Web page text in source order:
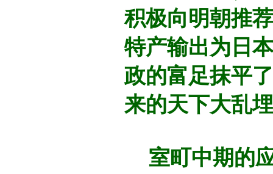
积极向明朝推
特产输出为日
政的富足抹平
来的天下大乱
室町中期的